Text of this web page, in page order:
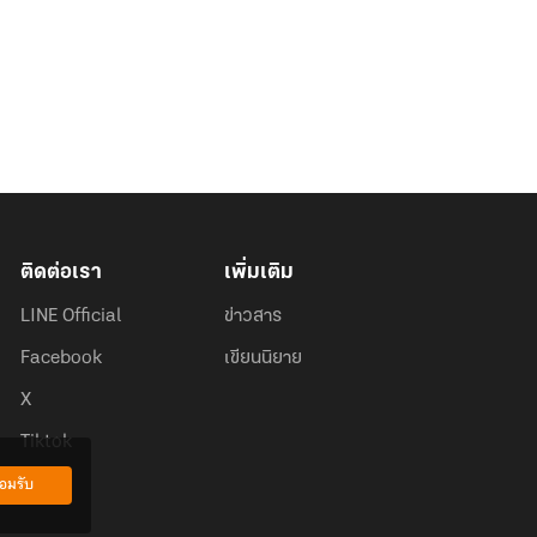
ติดต่อเรา
LINE Official
Facebook
X
Tiktok
เพิ่มเติม
ข่าวสาร
เขียนนิยาย
มรับ